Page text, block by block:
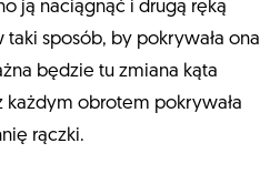
ją naciągnąć i drugą ręką
sposób, by pokrywała ona
będzie tu zmiana kąta
każdym obrotem pokrywała
rączki.